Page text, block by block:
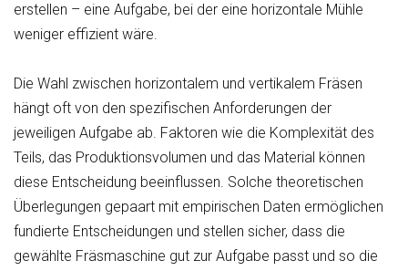
erstellen – eine Aufgabe, bei der eine horizontale Mühle
weniger effizient wäre.
Die Wahl zwischen horizontalem und vertikalem Fräsen
hängt oft von den spezifischen Anforderungen der
jeweiligen Aufgabe ab. Faktoren wie die Komplexität des
Teils, das Produktionsvolumen und das Material können
diese Entscheidung beeinflussen. Solche theoretischen
Überlegungen gepaart mit empirischen Daten ermöglichen
fundierte Entscheidungen und stellen sicher, dass die
gewählte Fräsmaschine gut zur Aufgabe passt und so die